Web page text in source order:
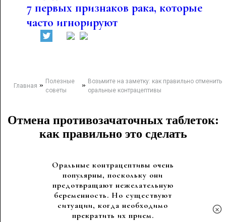
7 первых признаков рака, которые
часто игнорируют
Главная » Полезные
советы
» Возьмите на заметку: как правильно отменить
оральные контрацептивы
Отмена противозачаточных таблеток:
как правильно это сделать
Оральные контрацептивы очень
популярны, поскольку они
предотвращают нежелательную
беременность. Но существуют
ситуации, когда необходимо
прекратить их прием.
×